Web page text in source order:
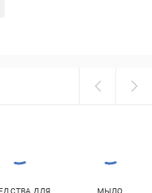
ДЛЯ
МЫЛО